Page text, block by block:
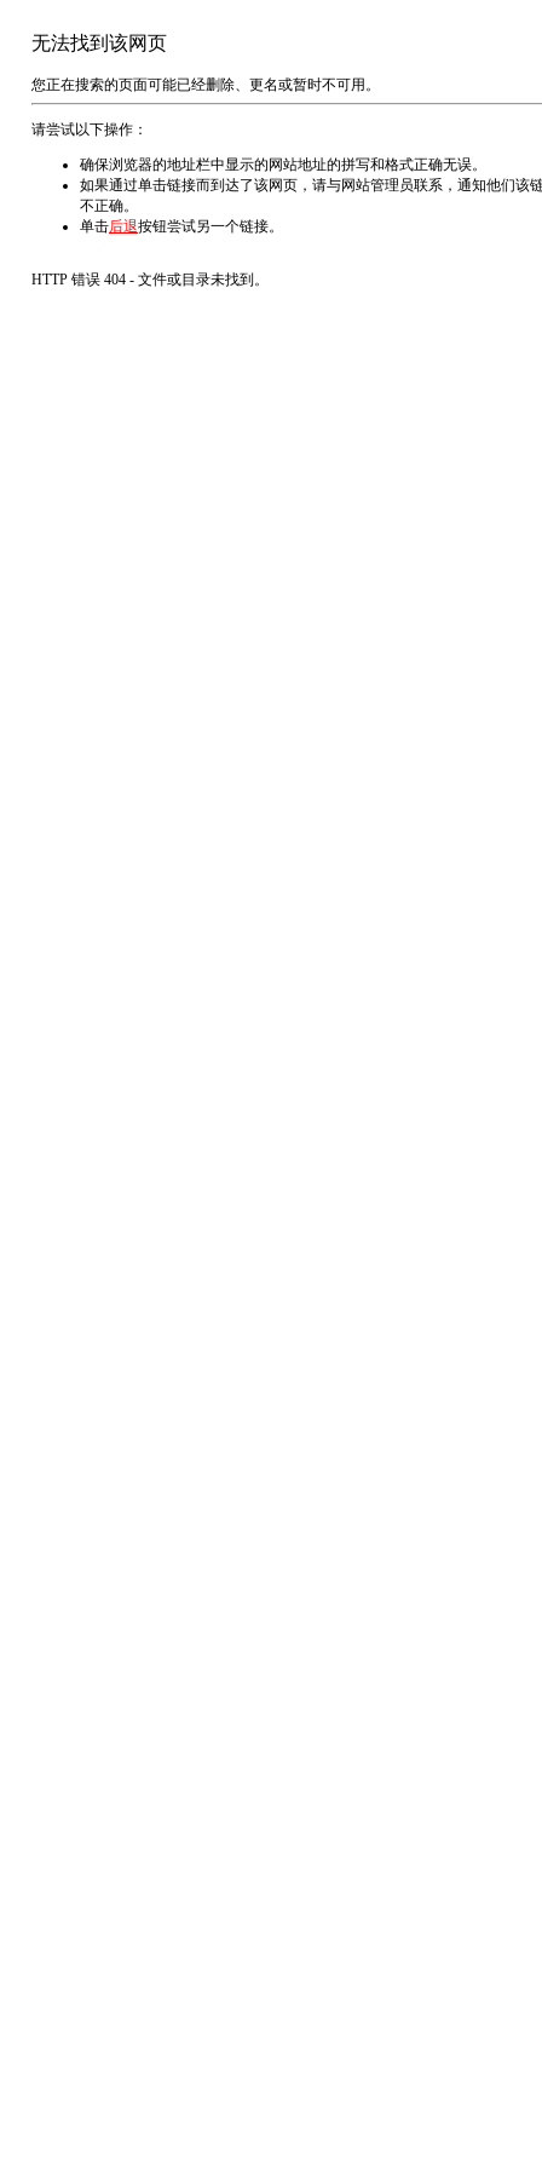
无法找到该网页
您正在搜索的页面可能已经删除、更名或暂时不可用。
请尝试以下操作：
确保浏览器的地址栏中显示的网站地址的拼写和格式正确无误。
如果通过单击链接而到达了该网页，请与网站管理员联系，通知他们该
不正确。
单击后退按钮尝试另一个链接。
HTTP 错误 404 - 文件或目录未找到。